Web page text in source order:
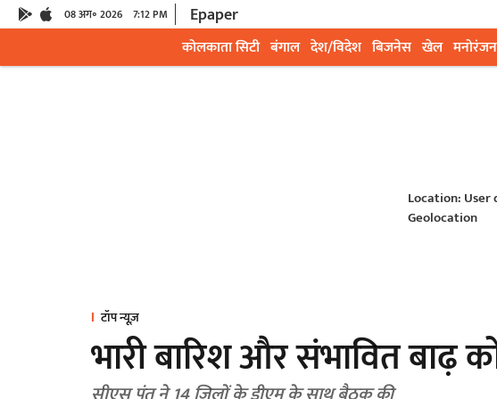
08 अग॰ 2026 7:12 PM Epaper
कोलकाता सिटी बंगाल देश/विदेश बिजनेस खेल मनोरंजन
Location: User
Geolocation
टॉप न्यूज़
भारी बारिश और संभावित बाढ़